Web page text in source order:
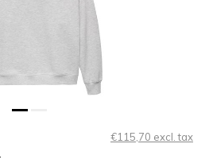
€115,70 excl. tax